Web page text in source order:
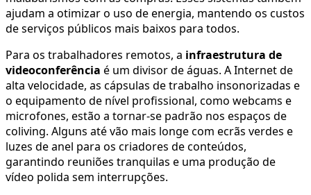
ajudam a otimizar o uso de energia, mantendo os custos
de serviços públicos mais baixos para todos.
Para os trabalhadores remotos, a infraestrutura de
videoconferência é um divisor de águas. A Internet de
alta velocidade, as cápsulas de trabalho insonorizadas e
o equipamento de nível profissional, como webcams e
microfones, estão a tornar-se padrão nos espaços de
coliving. Alguns até vão mais longe com ecrãs verdes e
luzes de anel para os criadores de conteúdos,
garantindo reuniões tranquilas e uma produção de
vídeo polida sem interrupções.